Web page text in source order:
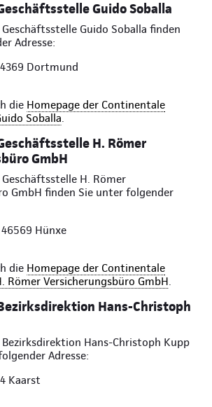
Guido Soballa
Guido Soballa finden
Adresse:
Dortmund
die Homepage der Continentale
Soballa.
H. Römer
GmbH
H. Römer
GmbH finden Sie unter folgender
Hünxe
die Homepage der Continentale
Römer Versicherungsbüro GmbH.
Hans-Christoph
Hans-Christoph Kupp
Adresse:
Kaarst